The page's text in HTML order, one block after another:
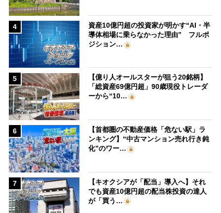
4
資産10億円超の投資家が明かす“AI・半
導体相場に乗らなかった理由” フルポ
ジション…
5
【億り人オールスターが狙う20銘柄】
「総資産69億円超」90歳現役トレーダ
ーから“10…
6
【首都圏の不動産価格「危ない駅」ラ
ンキング】“中古マンション売れ行き鈍
化”のワー…
7
【キオクシアが「配当」導入へ】それ
でも資産10億円超の配当株投資の達人
が「買う…